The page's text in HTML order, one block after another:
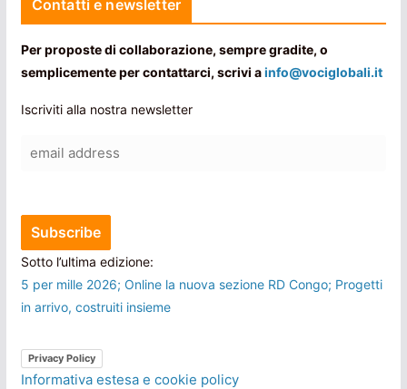
Contatti e newsletter
Per proposte di collaborazione, sempre gradite, o
semplicemente per contattarci, scrivi ainfo@vociglobali.it
Iscriviti alla nostra newsletter
Sotto l’ultima edizione:
5 per mille 2026; Online la nuova sezione RD Congo; Progetti
in arrivo, costruiti insieme
Privacy Policy
Informativa estesa e cookie policy